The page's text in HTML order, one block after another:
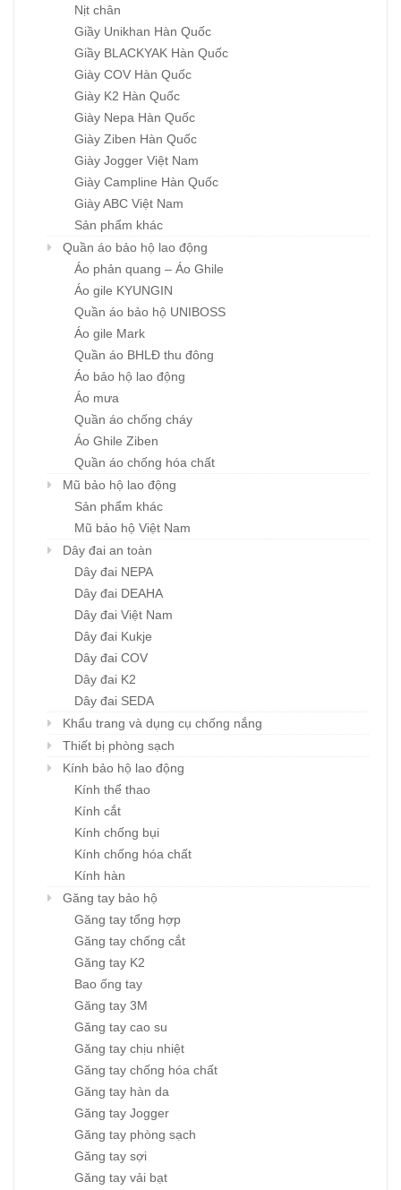
Nịt chân
Giầy Unikhan Hàn Quốc
Giầy BLACKYAK Hàn Quốc
Giày COV Hàn Quốc
Giày K2 Hàn Quốc
Giày Nepa Hàn Quốc
Giày Ziben Hàn Quốc
Giày Jogger Việt Nam
Giày Campline Hàn Quốc
Giày ABC Việt Nam
Sản phẩm khác
Quần áo bảo hộ lao động
Áo phản quang – Áo Ghile
Áo gile KYUNGIN
Quần áo bảo hộ UNIBOSS
Áo gile Mark
Quần áo BHLĐ thu đông
Áo bảo hộ lao động
Áo mưa
Quần áo chống cháy
Áo Ghile Ziben
Quần áo chống hóa chất
Mũ bảo hộ lao động
Sản phẩm khác
Mũ bảo hộ Việt Nam
Dây đai an toàn
Dây đai NEPA
Dây đai DEAHA
Dây đai Việt Nam
Dây đai Kukje
Dây đai COV
Dây đai K2
Dây đai SEDA
Khẩu trang và dụng cụ chống nắng
Thiết bị phòng sạch
Kính bảo hộ lao động
Kính thể thao
Kính cắt
Kính chống bụi
Kính chống hóa chất
Kính hàn
Găng tay bảo hộ
Găng tay tổng hợp
Găng tay chống cắt
Găng tay K2
Bao ống tay
Găng tay 3M
Găng tay cao su
Găng tay chịu nhiệt
Găng tay chống hóa chất
Găng tay hàn da
Găng tay Jogger
Găng tay phòng sạch
Găng tay sợi
Găng tay vải bạt